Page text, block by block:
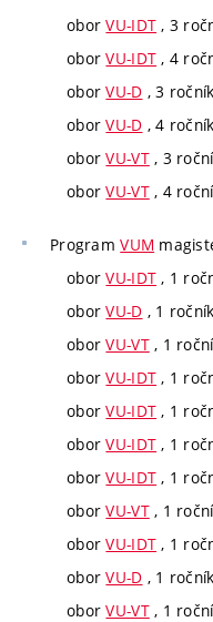
oborVU-IDT , 3
oborVU-IDT , 4
oborVU-D , 3
oborVU-D , 4
oborVU-VT, 3
oborVU-VT, 4
ProgramVUM
oborVU-IDT , 1
oborVU-D , 1
oborVU-VT, 1
oborVU-IDT , 1
oborVU-IDT , 1
oborVU-IDT , 1
oborVU-IDT , 1
oborVU-VT, 1
oborVU-IDT , 1
oborVU-D , 1
oborVU-VT, 1